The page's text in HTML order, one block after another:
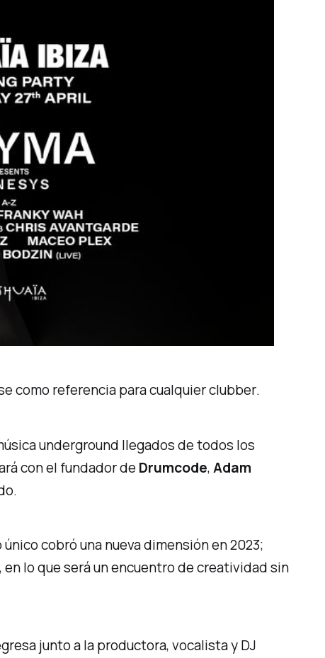
como referencia para cualquierclubber.
underground llegados de todos los
con el fundador de Drumcode,Adam
único cobró una nueva dimensión en 2023;
, en lo que será un encuentro de creatividad sin
junto a la productora, vocalista y DJ